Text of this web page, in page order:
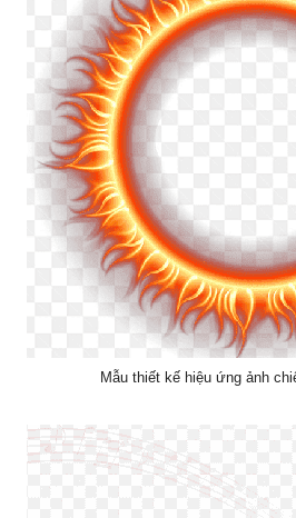
Mẫu thiết kế hiệu ứng ảnh